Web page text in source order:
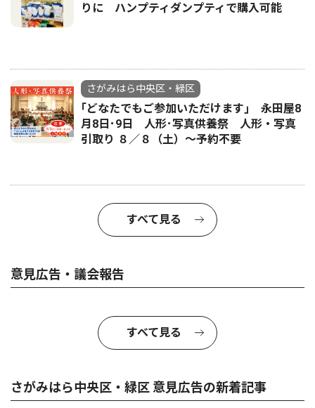
りに ハンプティダンプティで購入可能
さがみはら中央区・緑区
｢どなたでもご参加いただけます｣ 永田屋8
月8日･9日 人形･写真供養祭 人形・写真
引取り ８／８（土）〜予約不要
すべて見る
意見広告・議会報告
すべて見る
さがみはら中央区・緑区 意見広告の新着記事